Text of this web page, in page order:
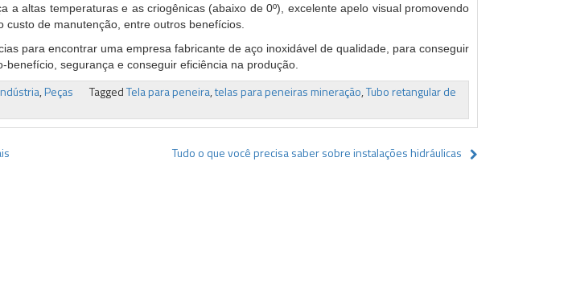
a altas temperaturas e as criogênicas (abaixo de 0º), excelente apelo visual promovendo
custo de manutenção, entre outros benefícios.
para encontrar uma empresa fabricante de aço inoxidável de qualidade, para conseguir
benefício, segurança e conseguir eficiência na produção.
,Peças TaggedTela para peneira,telas para peneiras mineração,Tubo retangular de
Tudo o que você precisa saber sobre instalações hidráulicas